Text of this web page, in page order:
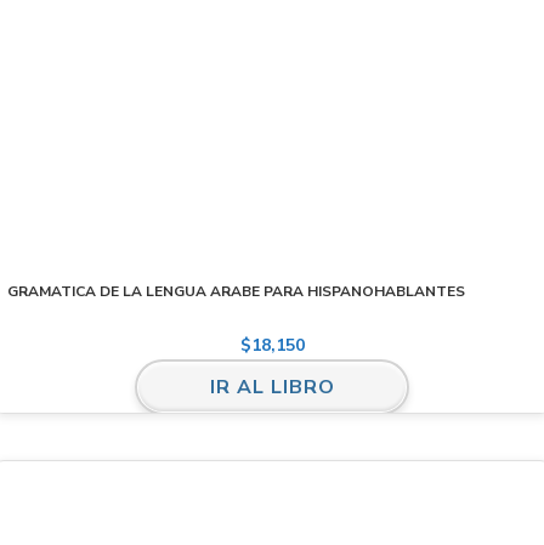
GRAMATICA DE LA LENGUA ARABE PARA HISPANOHABLANTES
$18,150
IR AL LIBRO